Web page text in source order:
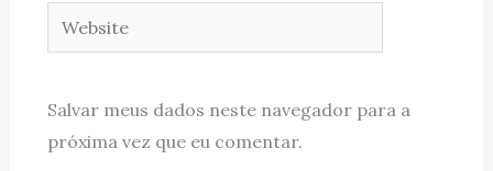
Website
Salvar meus dados neste navegador para a
próxima vez que eu comentar.